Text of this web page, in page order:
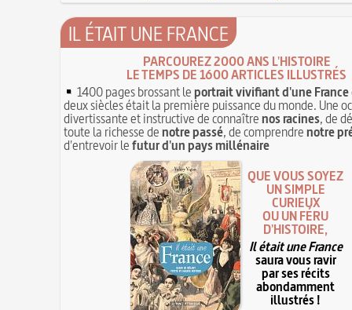
IL ÉTAIT UNE FRANCE
PARCOUREZ 2000 ANS L'HISTOIRE
LE TEMPS DE 1600 ARTICLES ILLUSTRÉS
1400 pages brossant leportrait vivifiant d'une France
deux siècles était la première puissance du monde. Une
divertissante et instructive de connaîtrenos racines, de
toute la richesse denotre passé, de comprendrenotre
d'entrevoir lefutur d'un pays millénaire
QUE VOUS SOYEZ
UN SIMPLE
CURIEUX
OU UN FÉRU
D'HISTOIRE,
Il était une France
saura vous ravir
par ses récits
abondamment
illustrés !